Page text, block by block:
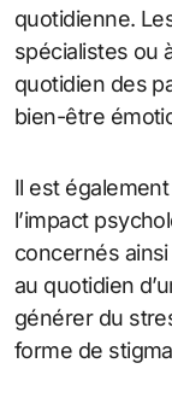
quotidienne.
spécialistes ou
quotidien des
bien-être
Il est
l’impact
concernés
au quotidien
générer du
forme de